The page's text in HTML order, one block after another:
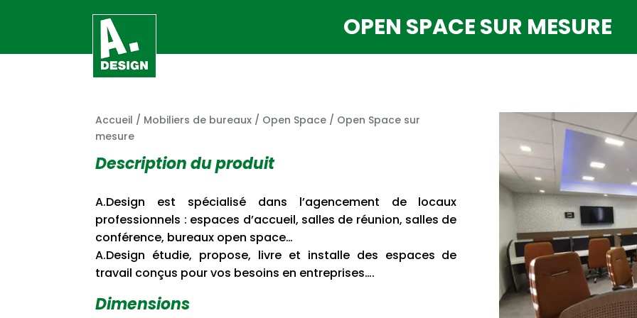
OPEN SPACE SUR MESURE
Accueil / Mobiliers de bureaux / Open Space / Open Space sur
mesure
Description du produit
A.Design est spécialisé dans l’agencement de locaux
professionnels : espaces d’accueil, salles de réunion, salles de
conférence, bureaux open space…
A.Design étudie, propose, livre et installe des espaces de
travail conçus pour vos besoins en entreprises….
Dimensions